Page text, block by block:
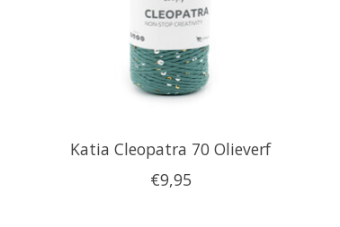
Katia Cleopatra 70 Olieverf
€9,95